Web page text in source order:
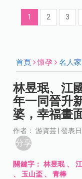
1 2 3
首頁 懷孕 名人
林昱珉、江
年一同晉升
婆，幸福畫
作者： 游資芸 | 發表
分享
關鍵字： 林昱珉 、
、 玉山盃 、青棒